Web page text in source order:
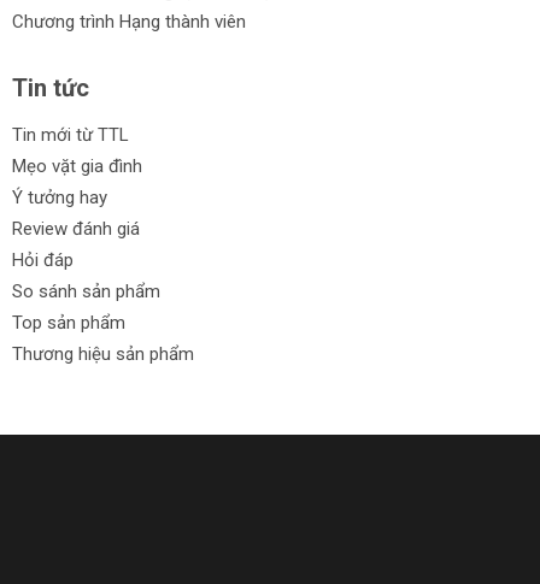
Chương trình Hạng thành viên
Tin tức
Tin mới từ TTL
Mẹo vặt gia đình
Ý tưởng hay
Review đánh giá
Hỏi đáp
So sánh sản phẩm
Top sản phẩm
Thương hiệu sản phẩm